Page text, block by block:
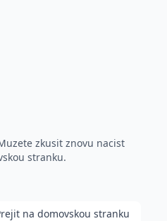
zkusit znovu nacist
stranku.
na domovskou stranku